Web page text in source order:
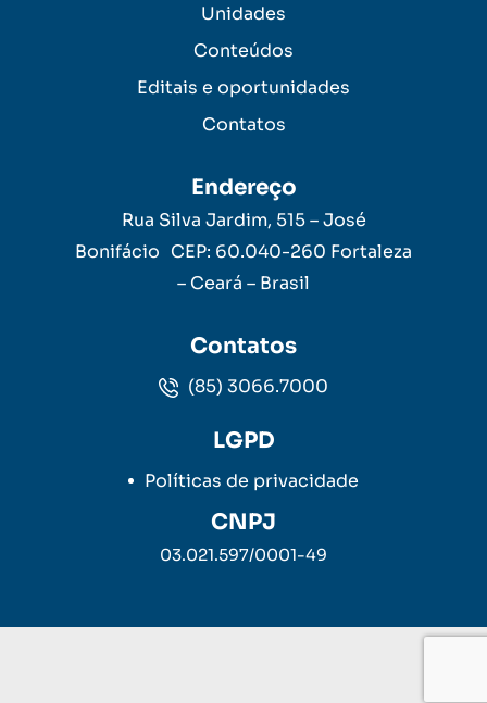
Unidades
Conteúdos
Editais e oportunidades
Contatos
Endereço
Rua Silva Jardim, 515 – José
Bonifácio CEP: 60.040-260 Fortaleza
– Ceará – Brasil
Contatos
(85) 3066.7000
LGPD
Políticas de privacidade
CNPJ
03.021.597/0001-49